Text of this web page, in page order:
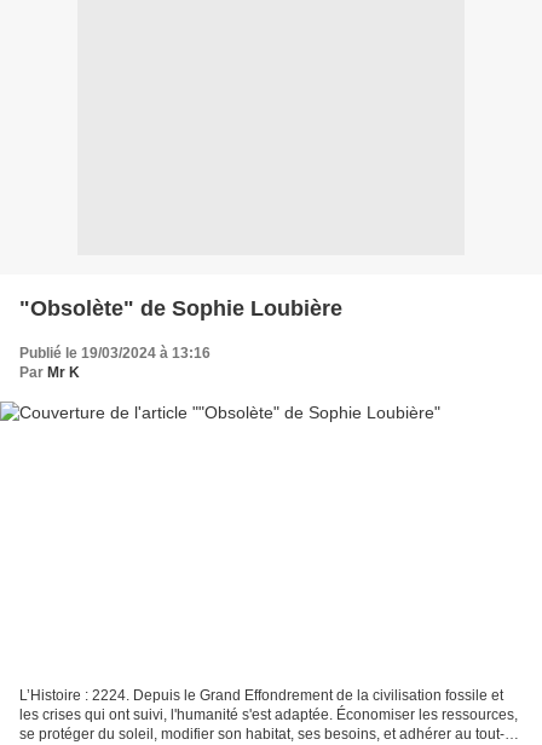
"Obsolète" de Sophie Loubière
Publié le 19/03/2024 à 13:16
Par Mr K
L’Histoire : 2224. Depuis le Grand Effondrement de la civilisation fossile et
les crises qui ont suivi, l'humanité s'est adaptée. Économiser les ressources,
se protéger du soleil, modifier son habitat, ses besoins, et adhérer au tout-